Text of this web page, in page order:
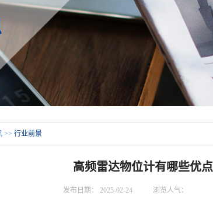
>> 行业前景
高频雷达物位计有哪些优点
发布日期： 2025-02-24 浏览人气：